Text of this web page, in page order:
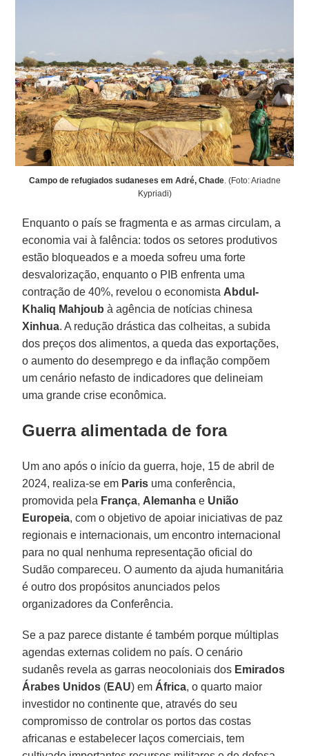
Campo de refugiados sudaneses em Adré, Chade. (Foto: Ariadne
Kypriadi)
Enquanto o país se fragmenta e as armas circulam, a
economia vai à falência: todos os setores produtivos
estão bloqueados e a moeda sofreu uma forte
desvalorização, enquanto o PIB enfrenta uma
contração de 40%, revelou o economistaAbdul-
Khaliq Mahjoub à agência de notícias chinesa
Xinhua. A redução drástica das colheitas, a subida
dos preços dos alimentos, a queda das exportações,
o aumento do desemprego e da inflação compõem
um cenário nefasto de indicadores que delineiam
uma grande crise econômica.
Guerra alimentada de fora
Um ano após o início da guerra, hoje, 15 de abril de
2024, realiza-se em Paris uma conferência,
promovida pela França,Alemanha e União
Europeia, com o objetivo de apoiar iniciativas de paz
regionais e internacionais, um encontro internacional
para no qual nenhuma representação oficial do
Sudão compareceu. O aumento da ajuda humanitária
é outro dos propósitos anunciados pelos
organizadores da Conferência.
Se a paz parece distante é também porque múltiplas
agendas externas colidem no país. O cenário
sudanês revela as garras neocoloniais dos Emirados
Árabes Unidos (EAU) emÁfrica, o quarto maior
investidor no continente que, através do seu
compromisso de controlar os portos das costas
africanas e estabelecer laços comerciais, tem